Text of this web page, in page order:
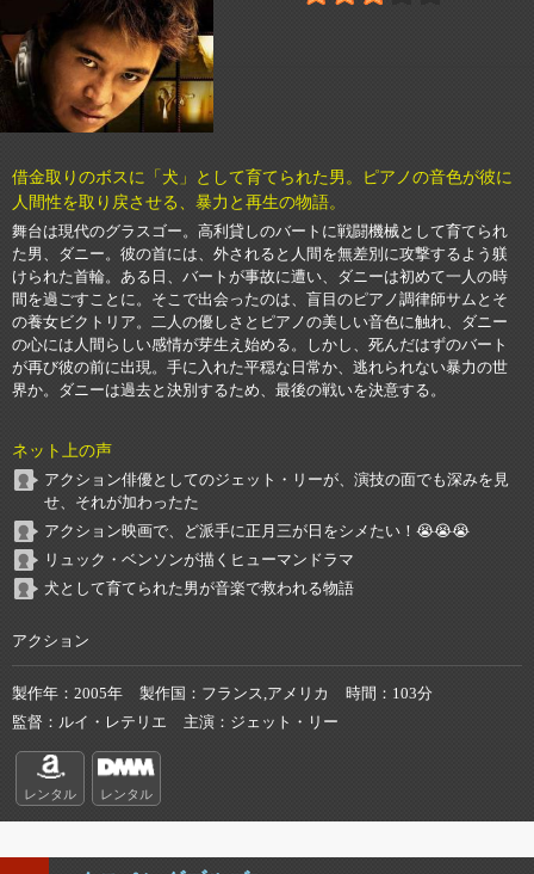
借金取りのボスに「犬」として育てられた男。ピアノの音色が彼に
人間性を取り戻させる、暴力と再生の物語。
舞台は現代のグラスゴー。高利貸しのバートに戦闘機械として育てられ
た男、ダニー。彼の首には、外されると人間を無差別に攻撃するよう躾
けられた首輪。ある日、バートが事故に遭い、ダニーは初めて一人の時
間を過ごすことに。そこで出会ったのは、盲目のピアノ調律師サムとそ
の養女ビクトリア。二人の優しさとピアノの美しい音色に触れ、ダニー
の心には人間らしい感情が芽生え始める。しかし、死んだはずのバート
が再び彼の前に出現。手に入れた平穏な日常か、逃れられない暴力の世
界か。ダニーは過去と決別するため、最後の戦いを決意する。
ネット上の声
アクション俳優としてのジェット・リーが、演技の面でも深みを見
せ、それが加わったた
アクション映画で、ど派手に正月三が日をシメたい！😭😭😭
リュック・ベンソンが描くヒューマンドラマ
犬として育てられた男が音楽で救われる物語
アクション
製作年 2005年 製作国 フランス,アメリカ 時間
103分
監督
ルイ・レテリエ 主演 ジェット・リー
レンタル レンタル